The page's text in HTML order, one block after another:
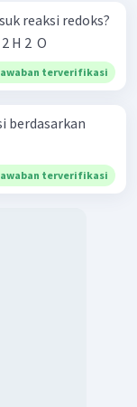
reaksi redoks?
H 2 ​ O
terverifikasi
berdasarkan
terverifikasi